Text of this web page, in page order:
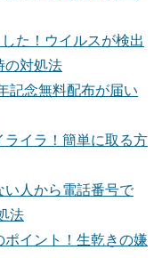
た！ウイルスが検出
の対処法
記念無料配布が届い
イラ！簡単に取る方
い人から電話番号で
法
イント！生乾きの嫌